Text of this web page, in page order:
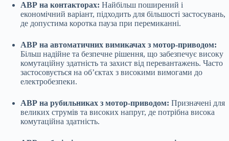
АВР на контакторах: Найбільш поширений і
економічний варіант, підходить для більшості застосувань,
де допустима коротка пауза при перемиканні.
АВР на автоматичних вимикачах з мотор-приводом:
Більш надійне та безпечне рішення, що забезпечує високу
комутаційну здатність та захист від перевантажень. Часто
застосовується на об’єктах з високими вимогами до
електробезпеки.
АВР на рубильниках з мотор-приводом: Призначені для
великих струмів та високих напруг, де потрібна висока
комутаційна здатність.